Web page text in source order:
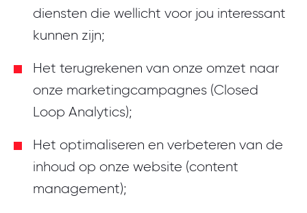
diensten die wellicht voor jou interessant
kunnen zijn;
Het terugrekenen van onze omzet naar
onze marketingcampagnes (Closed
Loop Analytics);
Het optimaliseren en verbeteren van de
inhoud op onze website (content
management);